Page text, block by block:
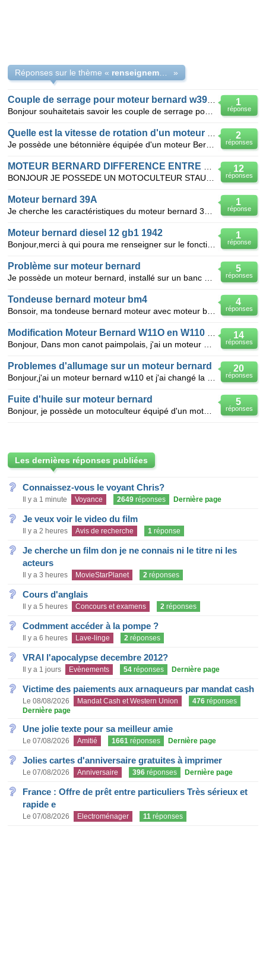
Réponses sur le thème « »
1
réponse
2
réponses
12
réponses
1
réponse
Moteur bernard 39A
1
réponse
Moteur bernard diesel 12 gb1 1942
5
réponses
Problème sur moteur bernard
4
réponses
Tondeuse bernard moteur bm4
14
réponses
20
réponses
Problemes d'allumage sur un moteur bernard
5
réponses
Fuite d'huile sur moteur bernard
Les dernières réponses publiées
Connaissez-vous le voyant Chris?
Il y a 1 minute Voyance 2649 réponses Dernière page
Je veux voir le video du film
Il y a 2 heures Avis de recherche 1 réponse
Je cherche un film don je ne connais ni le titre ni les
acteurs
Il y a 3 heures MovieStarPlanet 2 réponses
Cours d'anglais
Il y a 5 heures Concours et examens 2 réponses
Codmment accéder à la pompe ?
Il y a 6 heures Lave-linge 2 réponses
VRAI l'apocalypse decembre 2012?
Il y a 1 jours Evènements 54 réponses Dernière page
Victime des paiements aux arnaqueurs par mandat cash
Le 08/08/2026 Mandat Cash et Western Union 476 réponses
Dernière page
Une jolie texte pour sa meilleur amie
Le 07/08/2026 Amitié 1661 réponses Dernière page
Jolies cartes d'anniversaire gratuites à imprimer
Le 07/08/2026 Anniversaire 396 réponses Dernière page
France : Offre de prêt entre particuliers Très sérieux et
rapide e
Le 07/08/2026 Electroménager 11 réponses